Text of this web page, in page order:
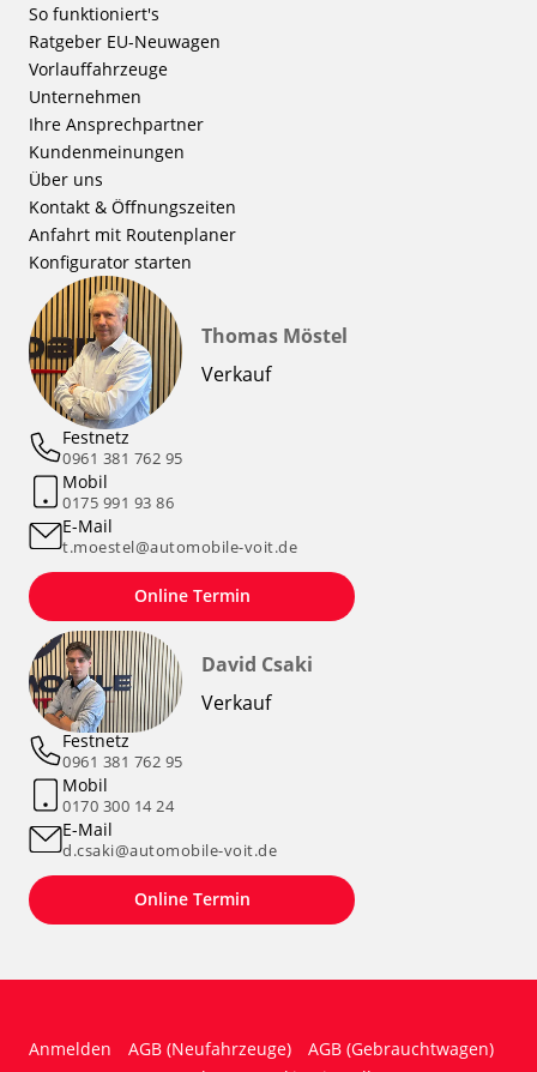
So funktioniert's
Ratgeber EU-Neuwagen
Vorlauffahrzeuge
Unternehmen
Ihre Ansprechpartner
Kundenmeinungen
Über uns
Kontakt & Öffnungszeiten
Anfahrt mit Routenplaner
Konfigurator starten
Thomas Möstel
Verkauf
Festnetz
0961 381 762 95
Mobil
0175 991 93 86
E-Mail
t.moestel@automobile-voit.de
Online Termin
David Csaki
Verkauf
Festnetz
0961 381 762 95
Mobil
0170 300 14 24
E-Mail
d.csaki@automobile-voit.de
Online Termin
Anmelden AGB (Neufahrzeuge)
AGB (Gebrauchtwagen)